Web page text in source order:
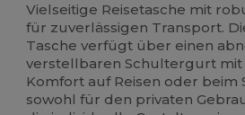
Vielseitige Reisetasche mit
für zuverlässigen Transport.
Tasche verfügt über einen
verstellbaren Schultergurt
Komfort auf Reisen oder beim
sowohl für den privaten